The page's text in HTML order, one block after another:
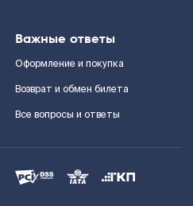
Важные ответы
Оформление и покупка
Возврат и обмен билета
Все вопросы и ответы